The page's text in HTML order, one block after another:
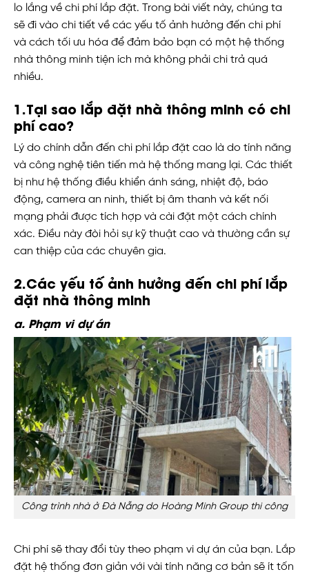
lo lắng về chi phí lắp đặt. Trong bài viết này, chúng ta
sẽ đi vào chi tiết về các yếu tố ảnh hưởng đến chi phí
và cách tối ưu hóa để đảm bảo bạn có một hệ thống
nhà thông minh tiện ích mà không phải chi trả quá
nhiều.
1.Tại sao lắp đặt nhà thông minh có chi
phí cao?
Lý do chính dẫn đến chi phí lắp đặt cao là do tính năng
và công nghệ tiên tiến mà hệ thống mang lại. Các thiết
bị như hệ thống điều khiển ánh sáng, nhiệt độ, báo
động, camera an ninh, thiết bị âm thanh và kết nối
mạng phải được tích hợp và cài đặt một cách chính
xác. Điều này đòi hỏi sự kỹ thuật cao và thường cần sự
can thiệp của các chuyên gia.
2.Các yếu tố ảnh hưởng đến chi phí lắp
đặt nhà thông minh
a. Phạm vi dự án
Công trình nhà ở Đà Nẵng do Hoàng Minh Group thi công
Chi phí sẽ thay đổi tùy theo phạm vi dự án của bạn. Lắp
đặt hệ thống đơn giản với vài tính năng cơ bản sẽ ít tốn